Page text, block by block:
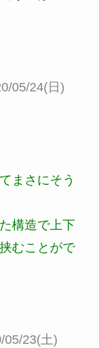
05/24(日)
まさにそう
構造で上下
むことがで
05/23(土)